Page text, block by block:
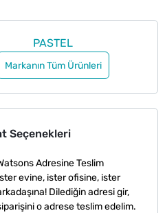
PASTEL
Markanın Tüm Ürünleri
Seçenekleri
Adresine Teslim
evine, ister ofisine, ister
Dilediğin adresi gir,
o adrese teslim edelim.